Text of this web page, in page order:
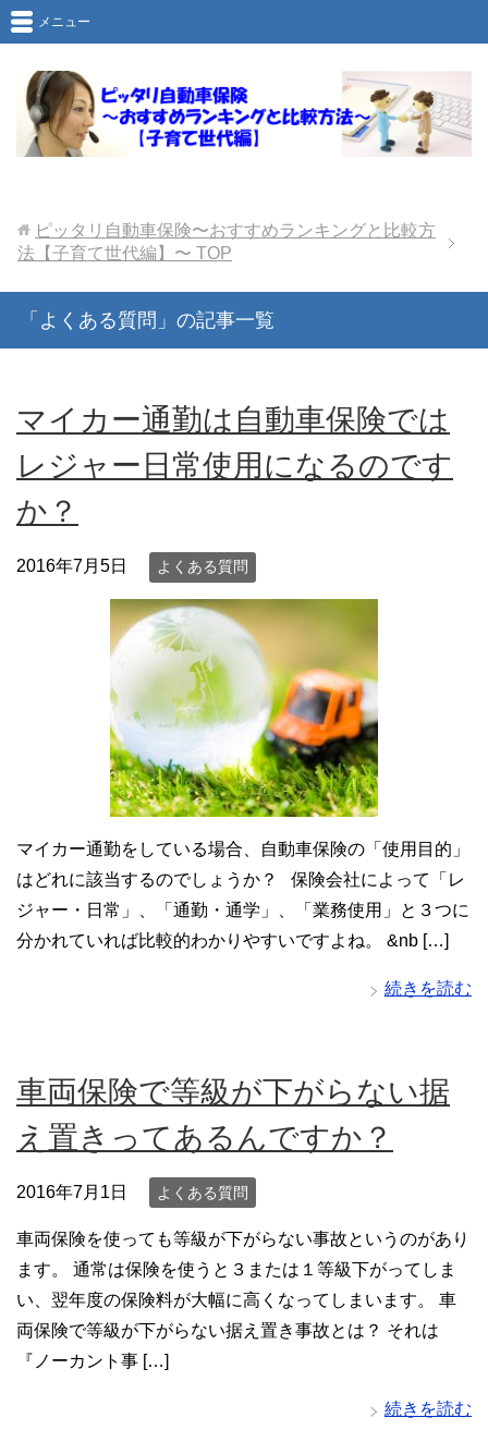
メニュー
ピッタリ自動車保険〜おすすめランキングと比較方
法【子育て世代編】〜 TOP
「よくある質問」の記事一覧
マイカー通勤は自動車保険では
レジャー日常使用になるのです
か？
2016年7月5日 よくある質問
マイカー通勤をしている場合、自動車保険の「使用目的」
はどれに該当するのでしょうか？ 保険会社によって「レ
ジャー・日常」、「通勤・通学」、「業務使用」と３つに
分かれていれば比較的わかりやすいですよね。 &nb […]
続きを読む
車両保険で等級が下がらない据
え置きってあるんですか？
2016年7月1日 よくある質問
車両保険を使っても等級が下がらない事故というのがあり
ます。 通常は保険を使うと３または１等級下がってしま
い、翌年度の保険料が大幅に高くなってしまいます。 車
両保険で等級が下がらない据え置き事故とは？ それは
『ノーカント事 […]
続きを読む